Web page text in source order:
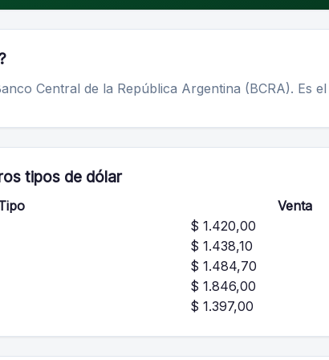
Central de la República Argentina (BCRA). Es
tipos de dólar
Venta
$ 1.420,00
$ 1.438,10
$ 1.484,70
$ 1.846,00
$ 1.397,00